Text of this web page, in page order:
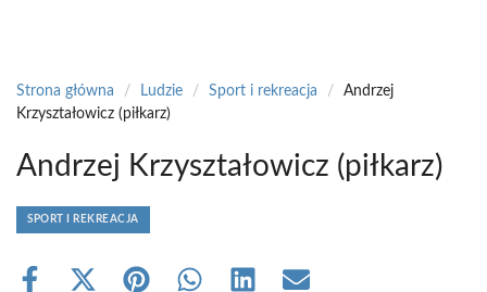
Strona główna / Ludzie / Sport i rekreacja /
Andrzej
Krzyształowicz (piłkarz)
Andrzej Krzyształowicz (piłkarz)
SPORT I REKREACJA
Share
Share Share Share Share Share